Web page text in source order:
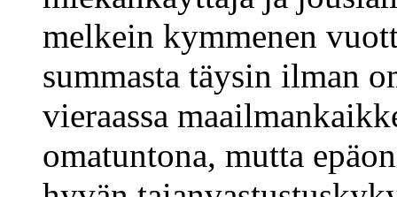
melkein kymmenen
summasta täysin ilman
vieraassa
omatuntona, mutta